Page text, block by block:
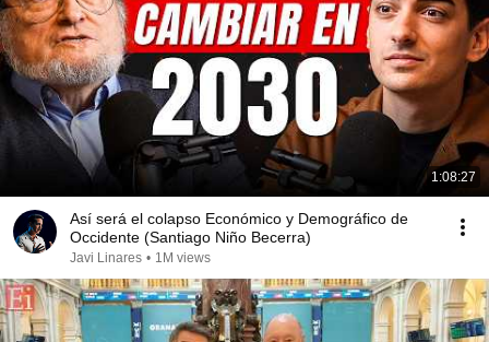
1:08:27
Así será el colapso Económico y Demográfico de
Occidente (Santiago Niño Becerra)
Javi Linares • 1M views